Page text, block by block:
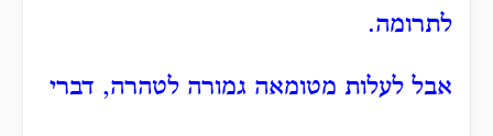
לתרומה.
אבל לעלות מטומאה גמורה לטהרה, דברי